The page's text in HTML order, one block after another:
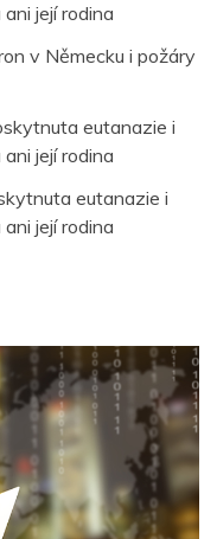
její rodina
v Německu i požáry
eutanazie i
její rodina
eutanazie i
její rodina